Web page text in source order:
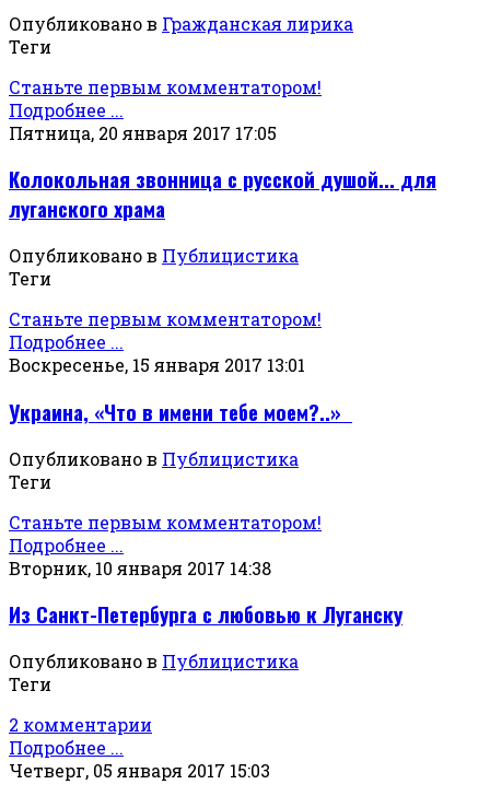
Опубликовано в Гражданская лирика
Теги
Станьте первым комментатором!
Подробнее ...
Пятница, 20 января 2017 17:05
Колокольная звонница с русской душой... для
луганского храма
Опубликовано в Публицистика
Теги
Станьте первым комментатором!
Подробнее ...
Воскресенье, 15 января 2017 13:01
Украина, «Что в имени тебе моем?..»
Опубликовано в Публицистика
Теги
Станьте первым комментатором!
Подробнее ...
Вторник, 10 января 2017 14:38
Из Санкт-Петербурга с любовью к Луганску
Опубликовано в Публицистика
Теги
2 комментарии
Подробнее ...
Четверг, 05 января 2017 15:03